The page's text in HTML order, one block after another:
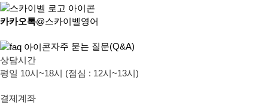
카카오톡@스카이벨영어
자주 묻는 질문(Q&A)
상담시간
평일 10시~18시 (점심 : 12시~13시)
결제계좌